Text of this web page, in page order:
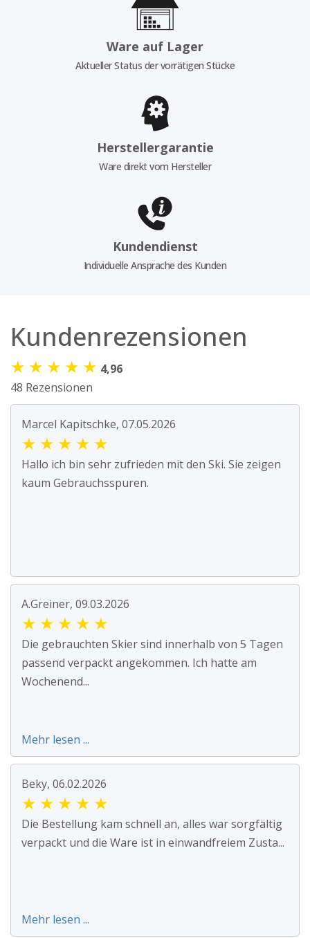
Ware auf Lager
Aktueller Status der vorrätigen Stücke
Herstellergarantie
Ware direkt vom Hersteller
Kundendienst
Individuelle Ansprache des Kunden
Kundenrezensionen
★ ★ ★ ★ ★ 4,96
48 Rezensionen
Marcel Kapitschke, 07.05.2026
★ ★ ★ ★ ★
Hallo ich bin sehr zufrieden mit den Ski. Sie zeigen
kaum Gebrauchsspuren.
A.Greiner, 09.03.2026
★ ★ ★ ★ ★
Die gebrauchten Skier sind innerhalb von 5 Tagen
passend verpackt angekommen. Ich hatte am
Wochenend...
Mehr lesen ...
Beky, 06.02.2026
★ ★ ★ ★ ★
Die Bestellung kam schnell an, alles war sorgfältig
verpackt und die Ware ist in einwandfreiem Zusta...
Mehr lesen ...